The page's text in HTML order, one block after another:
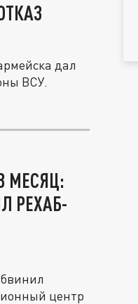
дал
ВСУ.
МЕСЯЦ:
РЕХАБ-
центр